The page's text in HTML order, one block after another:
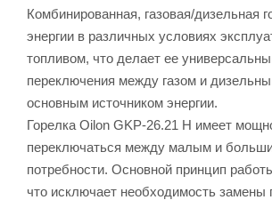
Комбинированная, газовая/дизельная
энергии в различных условиях
топливом, что делает ее
переключения между газом и
основным источником энергии.
Горелка Oilon GKP-26.21 H имеет
переключаться между малым и
потребности. Основной принцип
что исключает необходимость замены